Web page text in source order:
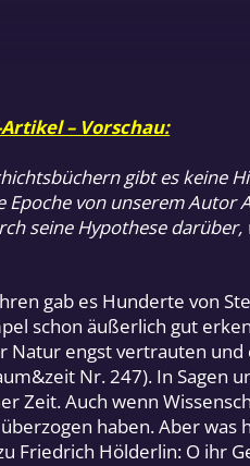
– Vorschau:
gibt es keine
Epoche von unserem Autor
seine Hypothese
gab es Hunderte von
schon äußerlich gut
Natur engst vertrauten
Nr. 247). In Sagen
Zeit. Auch wenn
haben. Aber was
Friedrich Hölderlin: O ihr